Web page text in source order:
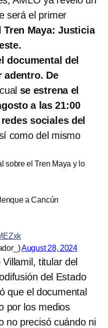
será el primer
Tren Maya: Justicia
documental del
adentro. De
se estrena el
a las 21:00
sociales del
como del mismo
sobre el Tren Maya y lo
a Cancún
August 28, 2024
titular del
del Estado
que el documental
por los medios
no precisó cuándo ni